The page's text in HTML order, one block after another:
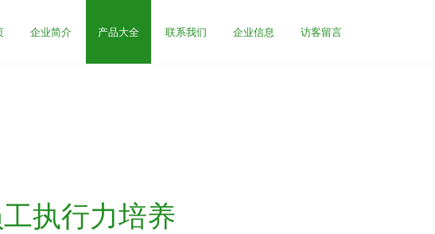
企业简介 产品大全 联系我们 企业信息 访客留言
执行力培养